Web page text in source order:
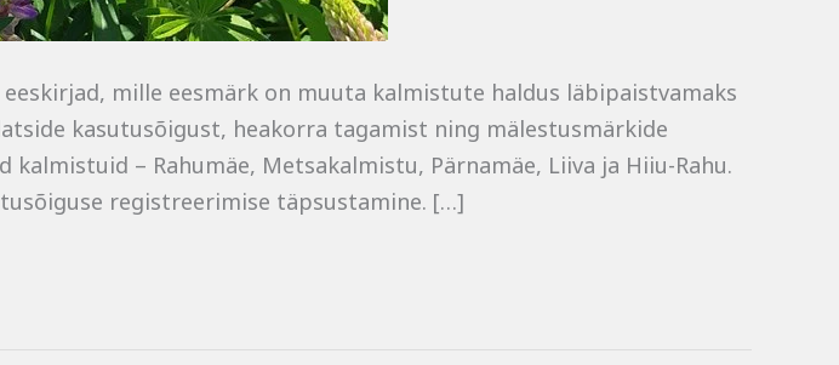
mille eesmärk on muuta kalmistute haldus läbipaistvamaks
kasutusõigust, heakorra tagamist ning mälestusmärkide
– Rahumäe, Metsakalmistu, Pärnamäe, Liiva ja Hiiu-Rahu.
registreerimise täpsustamine. […]